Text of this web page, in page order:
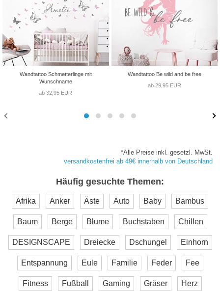
Wandtattoo Schmetterlinge mit
Wunschname
ab 32,95 EUR
Wandtattoo Be wild and be free
ab 29,95 EUR
*Alle Preise inkl. gesetzl. MwSt.
versandkostenfrei ab 49€ innerhalb von Deutschland
Häufig gesuchte Themen:
Afrika Anker Äste Auto Baby Bambus
Baum Berge Blume Buchstaben Chillen
DESIGNSCAPE Dreiecke Dschungel Einhorn
Entspannung Eule Familie Feder Fee
Fitness Fußball Gaming Gräser Herz